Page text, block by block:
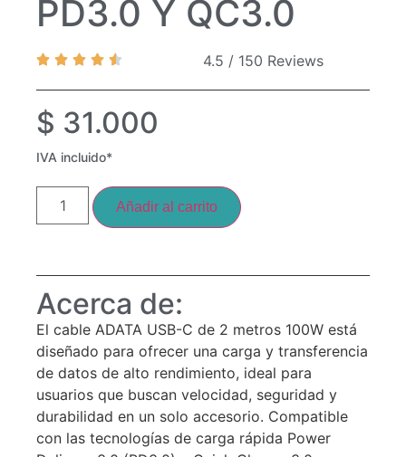
PD3.0 Y QC3.0
4.5 / 150 Reviews
$ 31.000
IVA incluido*
Añadir al carrito
Acerca de:
El cable ADATA USB-C de 2 metros 100W está
diseñado para ofrecer una carga y transferencia
de datos de alto rendimiento, ideal para
usuarios que buscan velocidad, seguridad y
durabilidad en un solo accesorio. Compatible
con las tecnologías de carga rápida Power